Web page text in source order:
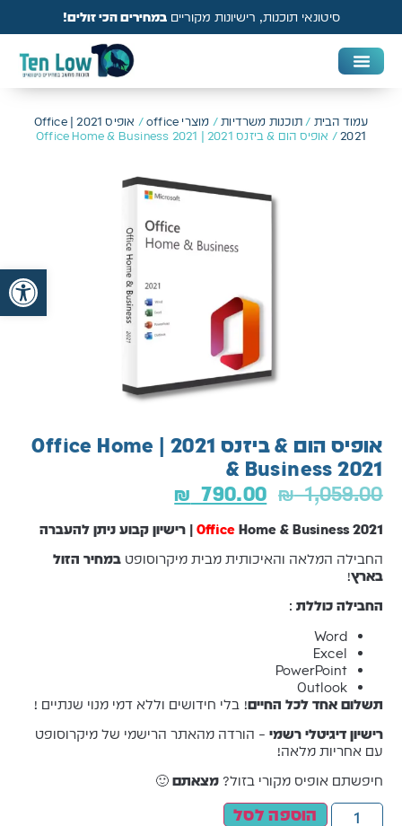
סיטונאי תוכנות, רישיונות מקורייםבמחירים הכי זולים!
עמוד הבית /תוכנות משרדיות/ מוצרי office /
אופיס 2021 | Office
2021/ אופיס הום & ביזנס 2021 | Office Home & Business 2021
אופיס הום & ביזנס 2021 | Office Home
& Business 2021
₪1,059.00
₪ 790.00
OfficeHome & Business 2021 | רישיון קבוע ניתן להעברה
החבילה המלאה והאיכותית מבית מיקרוסופטבמחיר הזול
בארץ!
החבילה כוללת :
Word
Excel
PowerPoint
Outlook
תשלום אחד לכל החיים! בלי חידושים וללא דמי מנוי שנתיים !
רישיון דיגיטלי רשמי – הורדה מהאתר הרישמי של מיקרוסופט
עם אחריות מלאה!
חיפשתם אופיס מקורי בזול?מצאתם 🙂
הוספה לסל